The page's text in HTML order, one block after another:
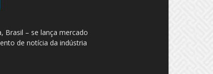
Brasil – se lança mercado
de notícia da indústria